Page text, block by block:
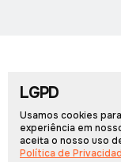
Início
Portal Arcos ©
LGPD
Usamos cookies
experiência em
aceita o nosso uso
Política de